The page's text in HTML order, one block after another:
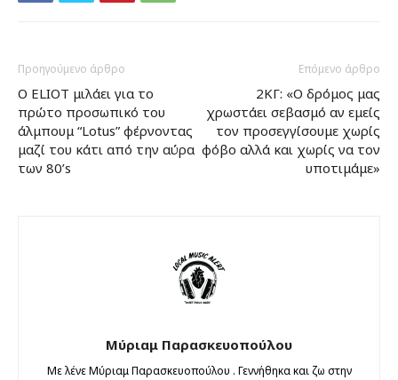
Προηγούμενο άρθρο
O ELIOT μιλάει για το
πρώτο προσωπικό του
άλμπουμ “Lotus” φέρνοντας
μαζί του κάτι από την αύρα
των 80’s
Επόμενο άρθρο
2ΚΓ: «Ο δρόμος μας
χρωστάει σεβασμό αν εμείς
τον προσεγγίσουμε χωρίς
φόβο αλλά και χωρίς να τον
υποτιμάμε»
Μύριαμ Παρασκευοπούλου
Με λένε Μύριαμ Παρασκευοπούλου . Γεννήθηκα και ζω στην